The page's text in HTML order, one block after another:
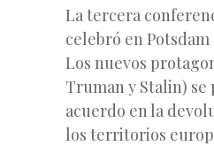
La tercera
celebró en Potsdam
Los nuevos
Truman y Stalin) se
acuerdo en la
los territorios